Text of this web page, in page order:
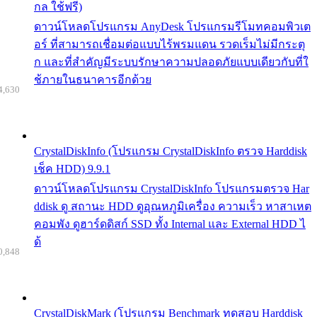
กล ใช้ฟรี)
ดาวน์โหลดโปรแกรม AnyDesk โปรแกรมรีโมทคอมพิวเต
อร์ ที่สามารถเชื่อมต่อแบบไร้พรมแดน รวดเร็มไม่มีกระตุ
ก และที่สำคัญมีระบบรักษาความปลอดภัยแบบเดียวกับที่ใ
ช้ภายในธนาคารอีกด้วย
CrystalDiskInfo (โปรแกรม CrystalDiskInfo ตรวจ Harddisk
เช็ค HDD) 9.9.1
ดาวน์โหลดโปรแกรม CrystalDiskInfo โปรแกรมตรวจ Har
ddisk ดู สถานะ HDD ดูอุณหภูมิเครื่อง ความเร็ว หาสาเหต
คอมพัง ดูฮาร์ดดิสก์ SSD ทั้ง Internal และ External HDD ไ
ด้
CrystalDiskMark (โปรแกรม Benchmark ทดสอบ Harddisk